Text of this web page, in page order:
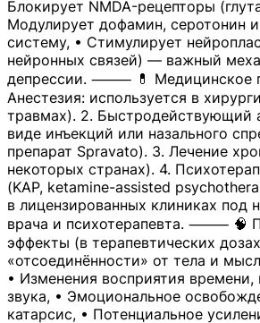
Блокирует NMDA-рецепторы
Модулирует дофамин, серотонин
систему, • Стимулирует
нейронных связей) — важный
депрессии. ⸻ 💊 Медицинское
Анестезия: используется в
травмах). 2. Быстродействующий
виде инъекций или назального
препарат Spravato). 3. Лечение
некоторых странах). 4.
(KAP, ketamine-assisted
в лицензированных клиниках под
врача и психотерапевта. ⸻ 🧠
эффекты (в терапевтических
«отсоединённости» от тела и
• Изменения восприятия времени,
звука, • Эмоциональное
катарсис, • Потенциальное